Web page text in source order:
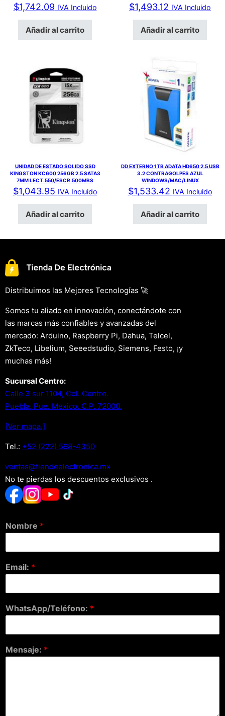
$1,742.09 IVA Incluido
Añadir al carrito
$1,493.12 IVA Incluido
Añadir al carrito
UNIDAD DE ESTADO SOLIDO SSD
KINGSTON KC600 256GB 2.5 SATA3
7MM LECT.550/ESCR.500MBS
$1,043.95 IVA Incluido
Añadir al carrito
DD EXTERNO 1TB ADATA HD650 2.5 USB
3.2 CONTRAGOLPES AZUL
WINDOWS/MAC/LINUX
$1,533.42 IVA Incluido
Añadir al carrito
Distribuimos las Mejores Tecnologías 🚀
Somos tu aliado en innovación, conectándote con
las marcas más confiables y avanzadas del
mercado: Arduino, Raspberry Pi, Dahua, Telcel,
ZkTeco, Libelium, Seeedstudio, Siemens, Festo, ¡y
muchas más!
Sucursal Centro:
Calle 3 sur 1104, Col. Centro.
Puebla, Pue. Mexico. C.P. 72000.
[Ver mapa.]
Tel.: +52 (222) 598-4350
xm.acinortceleedneit@satnev
No te pierdas los descuentos exclusivos .
Nombre *
Email: *
WhatsApp/Teléfono: *
Mensaje: *